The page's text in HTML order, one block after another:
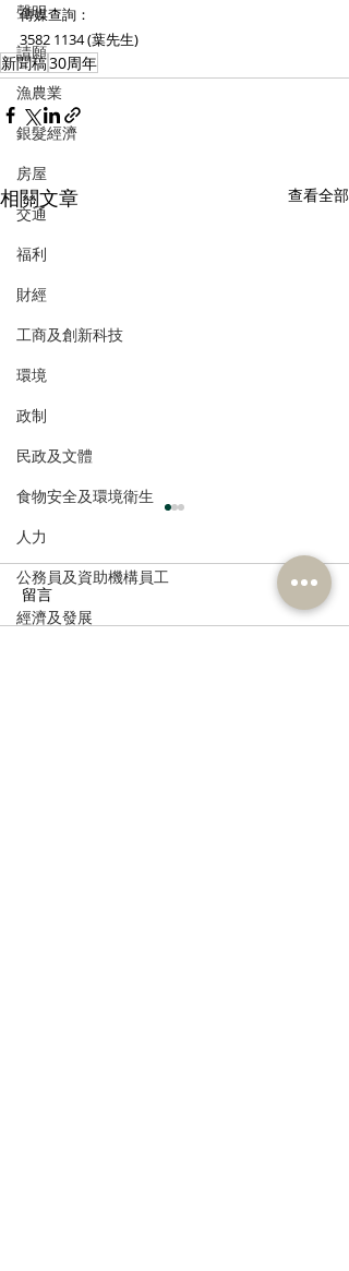
聲明
請願
漁農業
銀髮經濟
房屋
交通
福利
財經
工商及創新科技
環境
政制
民政及文體
食物安全及環境衛生
人力
公務員及資助機構員工
經濟及發展
傳媒查詢：
3582 1134 (葉先生)
新聞稿30周年
相關文章 查看全部
留言